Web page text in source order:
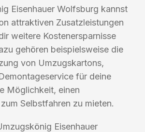
Eisenhauer Wolfsburg kannst
attraktiven Zusatzleistungen
weitere Kostenersparnisse
gehören beispielsweise die
von Umzugskartons,
für deine
Möglichkeit, einen
Selbstfahren zu mieten.
Eisenhauer